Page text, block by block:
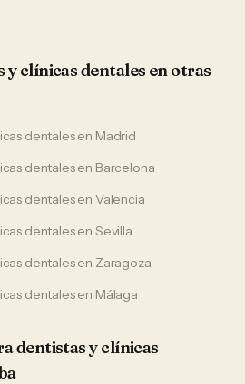
y clínicas dentales en otras
dentalesen Madrid
dentalesen Barcelona
dentalesen Valencia
dentalesen Sevilla
dentalesen Zaragoza
dentalesen Málaga
dentistas y clínicas